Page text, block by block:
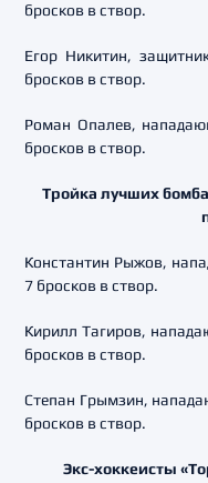
бросков в створ.
Егор Никитин,
бросков в створ.
Роман Опалев,
бросков в створ.
Тройка лучших
Константин Рыжов,
7 бросков в створ.
Кирилл Тагиров,
бросков в створ.
Степан Грымзин,
бросков в створ.
Экс-хоккеисты